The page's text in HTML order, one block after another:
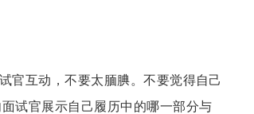
官互动，不要太腼腆。不要觉得自己
试官展示自己履历中的哪一部分与